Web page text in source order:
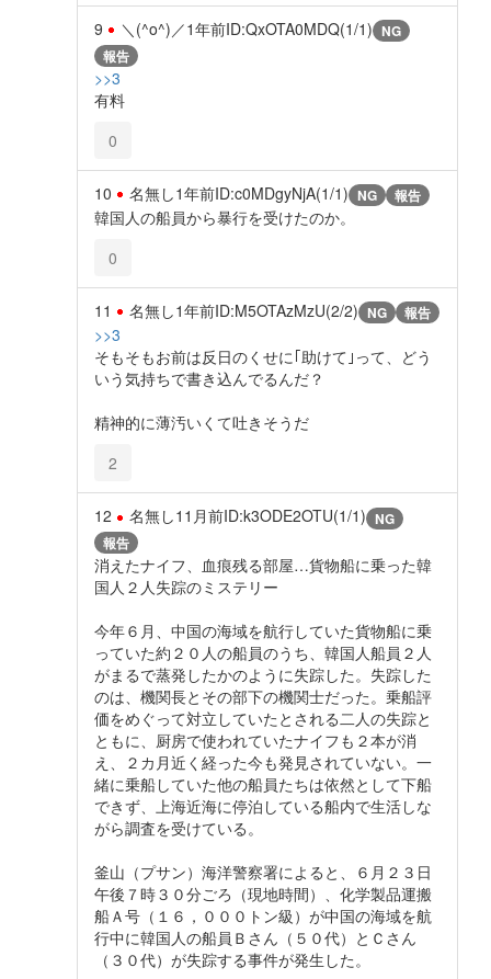
9 ＼(^o^)／1年前ID:QxOTA0MDQ(1/1) NG
報告
>>3
有料
0
10 名無し1年前ID:c0MDgyNjA(1/1) NG 報告
韓国人の船員から暴行を受けたのか。
0
11 名無し1年前ID:M5OTAzMzU(2/2) NG 報告
>>3
そもそもお前は反日のくせに｢助けて｣って、どう
いう気持ちで書き込んでるんだ？
精神的に薄汚いくて吐きそうだ
2
12 名無し11月前ID:k3ODE2OTU(1/1) NG
報告
消えたナイフ、血痕残る部屋…貨物船に乗った韓
国人２人失踪のミステリー
今年６月、中国の海域を航行していた貨物船に乗
っていた約２０人の船員のうち、韓国人船員２人
がまるで蒸発したかのように失踪した。失踪した
のは、機関長とその部下の機関士だった。乗船評
価をめぐって対立していたとされる二人の失踪と
ともに、厨房で使われていたナイフも２本が消
え、２カ月近く経った今も発見されていない。一
緒に乗船していた他の船員たちは依然として下船
できず、上海近海に停泊している船内で生活しな
がら調査を受けている。
釜山（プサン）海洋警察署によると、６月２３日
午後７時３０分ごろ（現地時間）、化学製品運搬
船Ａ号（１６，０００トン級）が中国の海域を航
行中に韓国人の船員Ｂさん（５０代）とＣさん
（３０代）が失踪する事件が発生した。